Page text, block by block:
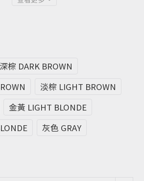
深棕 DARK BROWN
淡棕 LIGHT BROWN
金黃 LIGHT BLONDE
灰色 GRAY